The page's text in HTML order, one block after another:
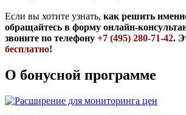
Если вы хотите узнать, как решить
обращайтесь в форму онлайн-
звоните по телефону +7 (495) 280-71-42.
бесплатно!
О бонусной программе